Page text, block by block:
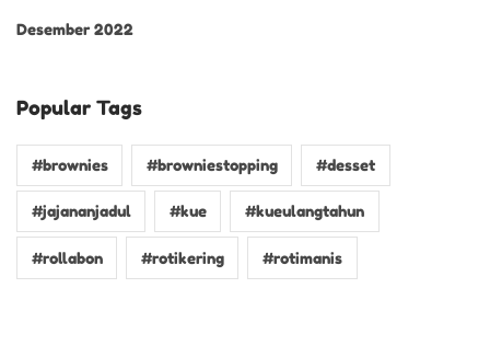
Desember 2022
Popular Tags
#brownies #browniestopping #desset
#jajananjadul #kue #kueulangtahun
#rollabon #rotikering #rotimanis